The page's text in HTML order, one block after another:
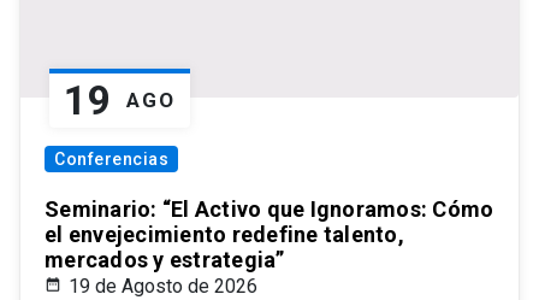
19 AGO
Conferencias
Seminario: “El Activo que Ignoramos: Cómo
el envejecimiento redefine talento,
mercados y estrategia”
19 de Agosto de 2026